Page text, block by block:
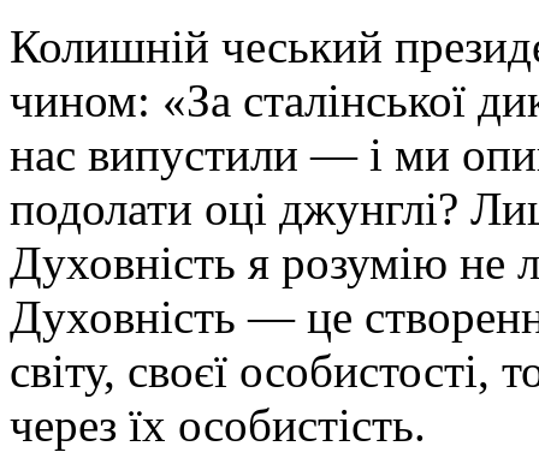
Колишній чеський
чином: «За сталінської
нас випустили — і ми
подолати оці джунглі?
Духовність я розумію не
Духовність — це
світу, своєї
через їх особистість.